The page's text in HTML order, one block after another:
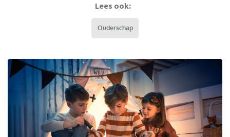
Lees ook:
Ouderschap